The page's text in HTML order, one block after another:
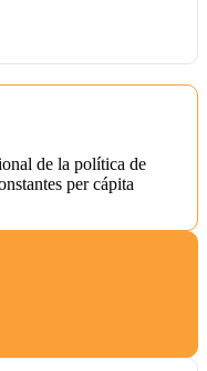
de la política de
per cápita